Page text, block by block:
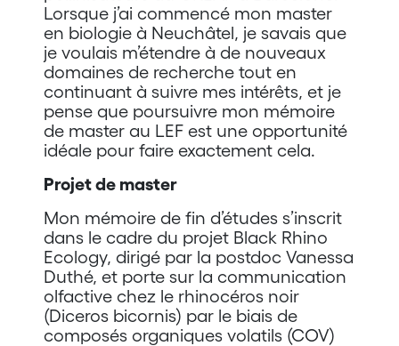
Lorsque j’ai commencé mon master
en biologie à Neuchâtel, je savais que
je voulais m’étendre à de nouveaux
domaines de recherche tout en
continuant à suivre mes intérêts, et je
pense que poursuivre mon mémoire
de master au LEF est une opportunité
idéale pour faire exactement cela.
Projet de master
Mon mémoire de fin d’études s’inscrit
dans le cadre du projet Black Rhino
Ecology, dirigé par la postdoc Vanessa
Duthé, et porte sur la communication
olfactive chez le rhinocéros noir
(Diceros bicornis) par le biais de
composés organiques volatils (COV)